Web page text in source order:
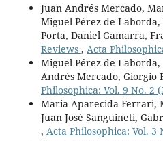
Juan Andrés Mercado,
Miguel Pérez de
Porta, Daniel Gamarra,
Reviews , Acta
Miguel Pérez de Laborda,
Andrés Mercado, Giorgio
Philosophica: Vol. 9 No. 2
Maria Aparecida Ferrari,
Juan José Sanguineti,
, Acta Philosophica: Vol. 3